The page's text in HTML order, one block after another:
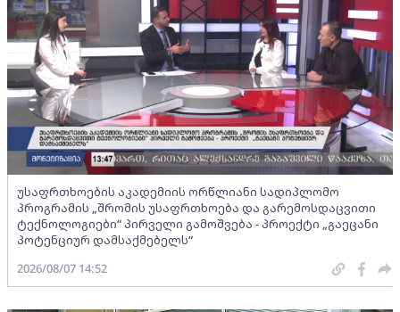
უსაფრთხოების აკადემიის ორწლიანი სადიპლომო
პროგრამის „შრომის უსაფრთხოება და გარემოსდაცვითი
ტექნოლოგიები“ პირველი გამოშვება - პროექტი „გაეცანი
პოტენციურ დამსაქმებელს“
2026/08/07 14:52